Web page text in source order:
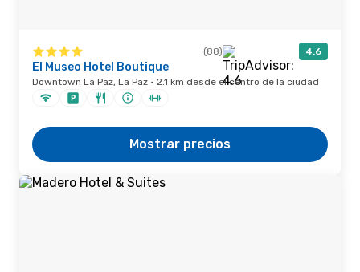
(88) 4.6
El Museo Hotel Boutique
Downtown La Paz, La Paz · 2.1 km desde el centro de la ciudad
Mostrar precios